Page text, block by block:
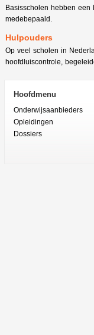
Basisscholen hebben
medebepaald.
Hulpouders
Op veel scholen in
hoofdluiscontrole,
Hoofdmenu
Onderwijsaanbieders
Opleidingen
Dossiers